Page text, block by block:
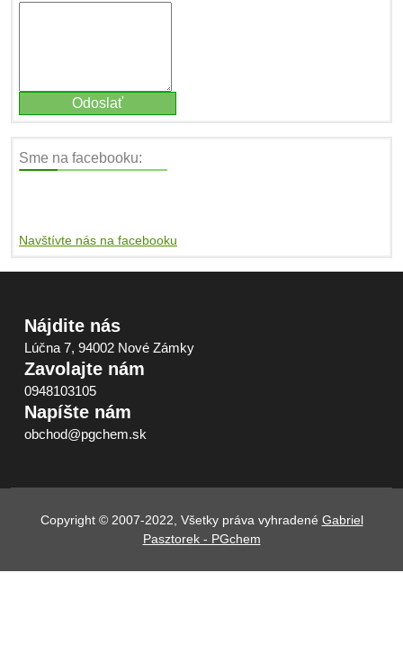
Sme na facebooku:
Navštívte nás na facebooku
Nájdite nás
Lúčna 7, 94002 Nové Zámky
Zavolajte nám
0948103105
Napíšte nám
obchod@pgchem.sk
Copyright © 2007-2022, Všetky práva vyhradené Gabriel
Pasztorek - PGchem